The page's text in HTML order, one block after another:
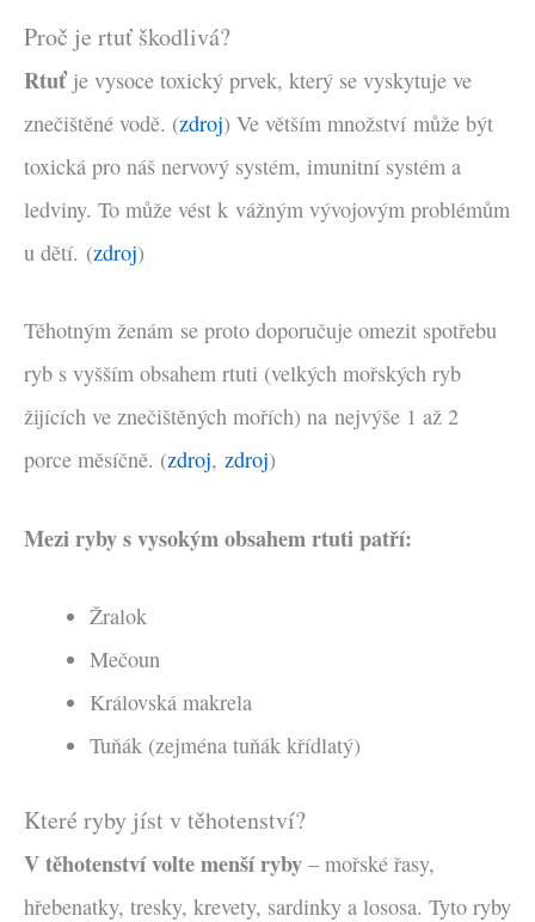
Proč je rtuť škodlivá?
Rtuť je vysoce toxický prvek, který se vyskytuje ve
znečištěné vodě. (zdroj) Ve větším množství může být
toxická pro náš nervový systém, imunitní systém a
ledviny. To může vést k vážným vývojovým problémům
u dětí. (zdroj)
Těhotným ženám se proto doporučuje omezit spotřebu
ryb s vyšším obsahem rtuti (velkých mořských ryb
žijících ve znečištěných mořích) na nejvýše 1 až 2
porce měsíčně. (zdroj, zdroj)
Mezi ryby s vysokým obsahem rtuti patří:
Žralok
Mečoun
Královská makrela
Tuňák (zejména tuňák křídlatý)
Které ryby jíst v těhotenství?
V těhotenství volte menší ryby – mořské řasy,
hřebenatky, tresky, krevety, sardinky a lososa. Tyto ryby